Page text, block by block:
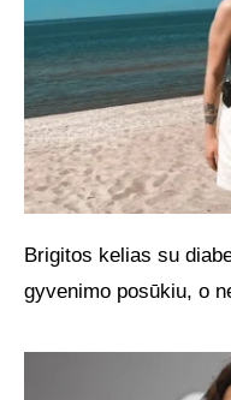
Brigitos kelias su
gyvenimo posūkiu, o